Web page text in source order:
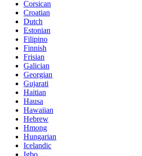
Corsican
Croatian
Dutch
Estonian
Filipino
Finnish
Frisian
Galician
Georgian
Gujarati
Haitian
Hausa
Hawaiian
Hebrew
Hmong
Hungarian
Icelandic